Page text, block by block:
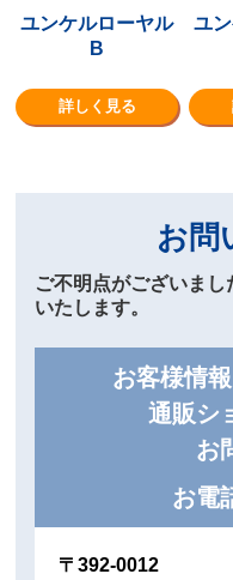
ユンケルローヤル
B
詳しく見る
ユ
お問
ご不明点がございま
いたします。
お客様情
通販シ
お
お電
〒392-0012